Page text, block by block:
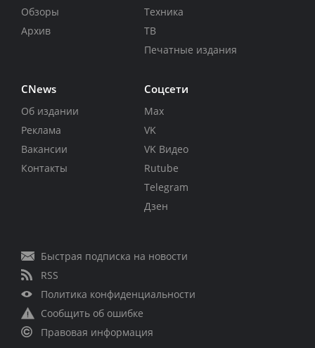
Обзоры
Архив
Техника
ТВ
Печатные издания
CNews
Об издании
Реклама
Вакансии
Контакты
Соцсети
Max
VK
VK Видео
Rutube
Telegram
Дзен
Быстрая подписка на новости
RSS
Политика конфиденциальности
Сообщить об ошибке
Правовая информация